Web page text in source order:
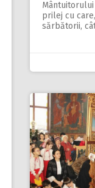
prilej cu
sărbătorii,